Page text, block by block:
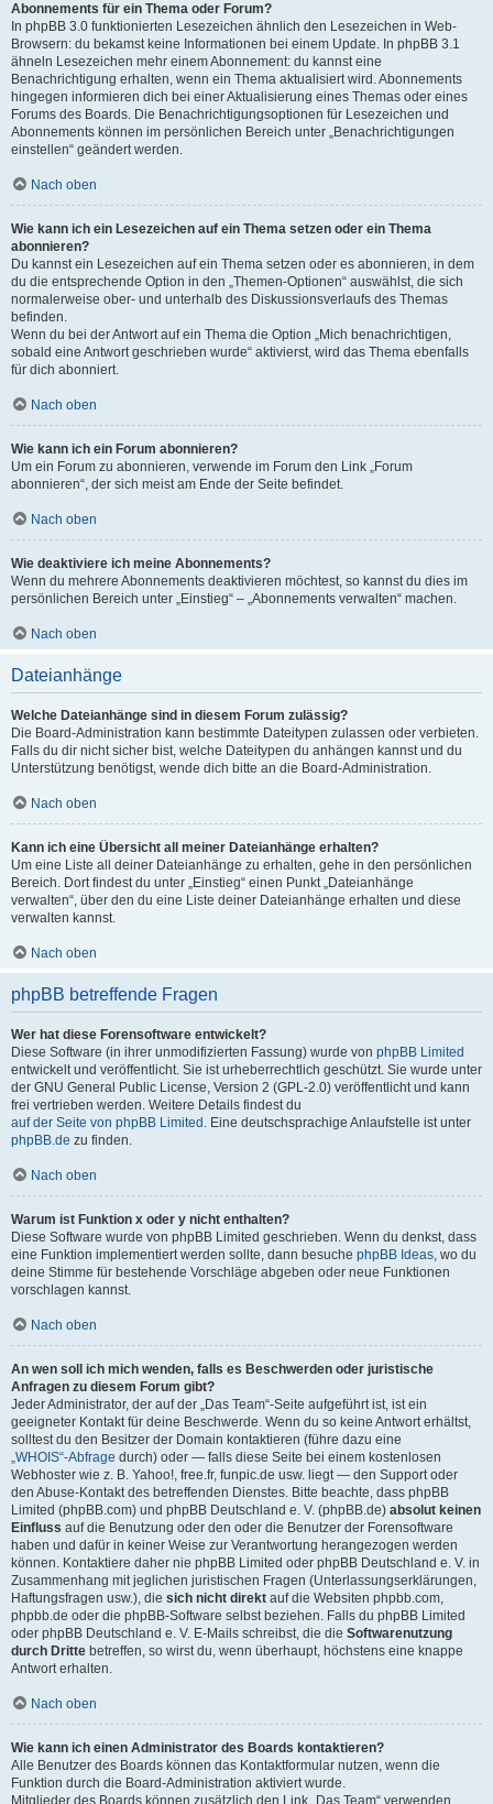
Abonnements für ein Thema oder Forum?
In phpBB 3.0 funktionierten Lesezeichen ähnlich den Lesezeichen in Web-
Browsern: du bekamst keine Informationen bei einem Update. In phpBB 3.1
ähneln Lesezeichen mehr einem Abonnement: du kannst eine
Benachrichtigung erhalten, wenn ein Thema aktualisiert wird. Abonnements
hingegen informieren dich bei einer Aktualisierung eines Themas oder eines
Forums des Boards. Die Benachrichtigungsoptionen für Lesezeichen und
Abonnements können im persönlichen Bereich unter „Benachrichtigungen
einstellen“ geändert werden.
Nach oben
Wie kann ich ein Lesezeichen auf ein Thema setzen oder ein Thema
abonnieren?
Du kannst ein Lesezeichen auf ein Thema setzen oder es abonnieren, in dem
du die entsprechende Option in den „Themen-Optionen“ auswählst, die sich
normalerweise ober- und unterhalb des Diskussionsverlaufs des Themas
befinden.
Wenn du bei der Antwort auf ein Thema die Option „Mich benachrichtigen,
sobald eine Antwort geschrieben wurde“ aktivierst, wird das Thema ebenfalls
für dich abonniert.
Nach oben
Wie kann ich ein Forum abonnieren?
Um ein Forum zu abonnieren, verwende im Forum den Link „Forum
abonnieren“, der sich meist am Ende der Seite befindet.
Nach oben
Wie deaktiviere ich meine Abonnements?
Wenn du mehrere Abonnements deaktivieren möchtest, so kannst du dies im
persönlichen Bereich unter „Einstieg“ – „Abonnements verwalten“ machen.
Nach oben
Dateianhänge
Welche Dateianhänge sind in diesem Forum zulässig?
Die Board-Administration kann bestimmte Dateitypen zulassen oder verbieten.
Falls du dir nicht sicher bist, welche Dateitypen du anhängen kannst und du
Unterstützung benötigst, wende dich bitte an die Board-Administration.
Nach oben
Kann ich eine Übersicht all meiner Dateianhänge erhalten?
Um eine Liste all deiner Dateianhänge zu erhalten, gehe in den persönlichen
Bereich. Dort findest du unter „Einstieg“ einen Punkt „Dateianhänge
verwalten“, über den du eine Liste deiner Dateianhänge erhalten und diese
verwalten kannst.
Nach oben
phpBB betreffende Fragen
Wer hat diese Forensoftware entwickelt?
Diese Software (in ihrer unmodifizierten Fassung) wurde von phpBB Limited
entwickelt und veröffentlicht. Sie ist urheberrechtlich geschützt. Sie wurde unter
der GNU General Public License, Version 2 (GPL-2.0) veröffentlicht und kann
frei vertrieben werden. Weitere Details findest du
auf der Seite von phpBB Limited . Eine deutschsprachige Anlaufstelle ist unter
phpBB.de zu finden.
Nach oben
Warum ist Funktion x oder y nicht enthalten?
Diese Software wurde von phpBB Limited geschrieben. Wenn du denkst, dass
eine Funktion implementiert werden sollte, dann besuche phpBB Ideas, wo du
deine Stimme für bestehende Vorschläge abgeben oder neue Funktionen
vorschlagen kannst.
Nach oben
An wen soll ich mich wenden, falls es Beschwerden oder juristische
Anfragen zu diesem Forum gibt?
Jeder Administrator, der auf der „Das Team“-Seite aufgeführt ist, ist ein
geeigneter Kontakt für deine Beschwerde. Wenn du so keine Antwort erhältst,
solltest du den Besitzer der Domain kontaktieren (führe dazu eine
„WHOIS“-Abfrage durch) oder — falls diese Seite bei einem kostenlosen
Webhoster wie z. B. Yahoo!, free.fr, funpic.de usw. liegt — den Support oder
den Abuse-Kontakt des betreffenden Dienstes. Bitte beachte, dass phpBB
Limited (phpBB.com) und phpBB Deutschland e. V. (phpBB.de) absolut keinen
Einfluss auf die Benutzung oder den oder die Benutzer der Forensoftware
haben und dafür in keiner Weise zur Verantwortung herangezogen werden
können. Kontaktiere daher nie phpBB Limited oder phpBB Deutschland e. V. in
Zusammenhang mit jeglichen juristischen Fragen (Unterlassungserklärungen,
Haftungsfragen usw.), die sich nicht direkt auf die Websiten phpbb.com,
phpbb.de oder die phpBB-Software selbst beziehen. Falls du phpBB Limited
oder phpBB Deutschland e. V. E-Mails schreibst, die die Softwarenutzung
durch Dritte betreffen, so wirst du, wenn überhaupt, höchstens eine knappe
Antwort erhalten.
Nach oben
Wie kann ich einen Administrator des Boards kontaktieren?
Alle Benutzer des Boards können das Kontaktformular nutzen, wenn die
Funktion durch die Board-Administration aktiviert wurde.
Mitglieder des Boards können zusätzlich den Link „Das Team“ verwenden.